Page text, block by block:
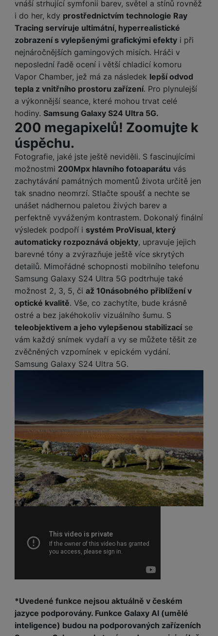
e
bí
je
ní
m
e
r
y
vnáší strhující symfonii barev, světel a stínů rovněž
i do her, kdy prostřednictvím technologie Ray
Tracing servíruje ultimátní, hyperrealistické
zobrazení s vylepšenými grafickými efekty i při
nejnáročnějších gamingových misích. Hráči v
neposlední řadě ocení i větší chladicí komoru
Vapor Chamber, jež má za následek lepší odvod
tepla z vnitřního prostoru zařízení. Pro plynulejší
a výkonnější seance, které mohou trvat celé
hodiny. Samsung Galaxy S24 Ultra 5G.
200 megapixelů! Zoomujte k
úspěchu.
Fotografie, jaké jste ještě neviděli. S fascinujícími
možnostmi 200Mpx hlavního fotoaparátu vás
zachytávání památných momentů života určitě jen
tak snadno neomrzí. Stlačte spoušť a nechte se
unášet nádhernou paletou živých barev a
perfektně vyváženým kontrastem. Dokonalý finální
výsledek podpoří i systém ProVisual, který
automaticky rozpoznává objekty, upravuje jejich
barevné tóny a zvýrazňuje ještě více skrytých
detailů. Mimořádné schopnosti mobilního telefonu
Samsung Galaxy S24 Ultra 5G podtrhuje také
možnost 2, 3, 5, či až 10násobného přiblížení v
optické kvalitě. Vše, co zachytíte, bude krásně
ostré a bez jakéhokoliv vizuálního šumu. S
teleobjektivem a jeho vylepšenou stabilizacíse
vám každý snímek vydaří a vy se můžete těšit ze
zvěčněných vzpomínek v epickém vydání.
Samsung Galaxy S24 Ultra 5G.
*Uvedené funkce nejsou aktuálně v českém
jazyce podporovány. Funkce Galaxy AI (umělé
inteligence) budou na podporovaných zařízeních